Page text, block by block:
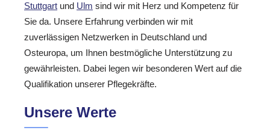
Stuttgart und Ulm sind wir mit Herz und Kompetenz für
Sie da. Unsere Erfahrung verbinden wir mit
zuverlässigen Netzwerken in Deutschland und
Osteuropa, um Ihnen bestmögliche Unterstützung zu
gewährleisten. Dabei legen wir besonderen Wert auf die
Qualifikation unserer Pflegekräfte.
Unsere Werte